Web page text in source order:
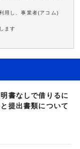
用し、事業者(アコム)
ます
書なしで借りるに
提出書類について